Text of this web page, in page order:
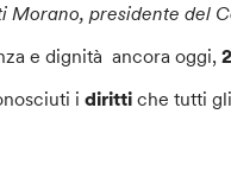
Morano, presidente del
e dignità ancora oggi,
idirittiche tutti